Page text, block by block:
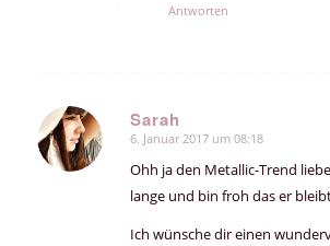
Antworten
Sarah
sagte:
6. Januar 2017 um 08:18
Ohh ja den Metallic-Trend
lange und bin froh das er
Ich wünsche dir einen